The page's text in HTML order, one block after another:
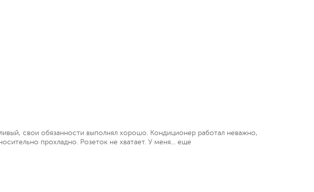
свои обязанности выполнял хорошо. Кондиционер работал неважно,
прохладно. Розеток не хватает. У меня...еще